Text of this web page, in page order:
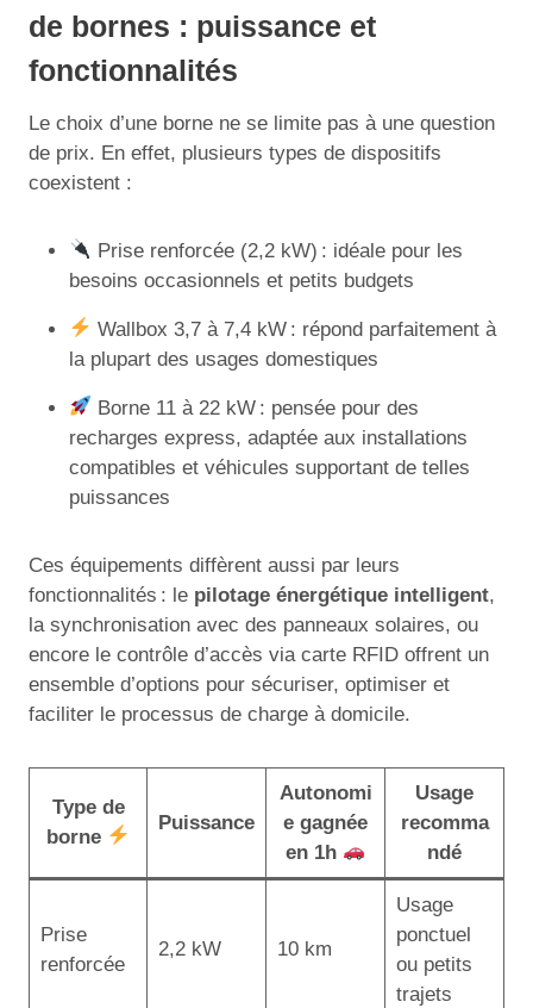
de bornes : puissance et
fonctionnalités
Le choix d’une borne ne se limite pas à une question
de prix. En effet, plusieurs types de dispositifs
coexistent :
Prise renforcée (2,2 kW) : idéale pour les
besoins occasionnels et petits budgets
Wallbox 3,7 à 7,4 kW : répond parfaitement à
la plupart des usages domestiques
Borne 11 à 22 kW : pensée pour des
recharges express, adaptée aux installations
compatibles et véhicules supportant de telles
puissances
Ces équipements diffèrent aussi par leurs
fonctionnalités : le pilotage énergétique intelligent,
la synchronisation avec des panneaux solaires, ou
encore le contrôle d’accès via carte RFID offrent un
ensemble d’options pour sécuriser, optimiser et
faciliter le processus de charge à domicile.
Type de
borne
Puissance
Autonomi
e gagnée
en 1h
Usage
recomma
ndé
Prise
renforcée
2,2 kW 10 km
Usage
ponctuel
ou petits
trajets